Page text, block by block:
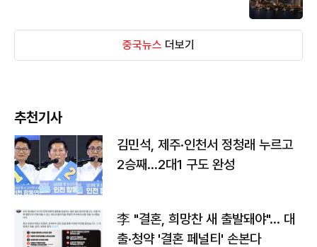
중국뉴스 더보기
추천기사
김민석, 제주·인천서 정청래 누르고
2승째…2대1 구도 완성
李 "결혼, 희망찬 새 출발돼야"… 대
출·청약 '결혼 페널티' 손본다